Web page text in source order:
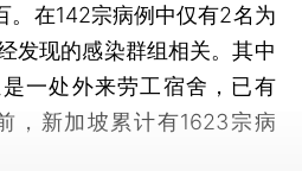
。在142宗病例中仅有2名为
发现的感染群组相关。其中
一处外来劳工宿舍，已有
，新加坡累计有1623宗病